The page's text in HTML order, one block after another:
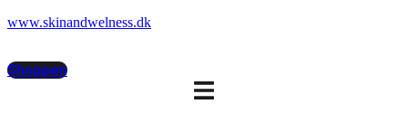
www.skinandwelness.dk
Shoppen